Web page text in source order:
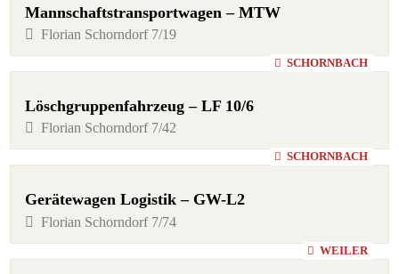
Mannschaftstransportwagen – MTW
Florian Schorndorf 7/19
SCHORNBACH
Löschgruppenfahrzeug – LF 10/6
Florian Schorndorf 7/42
SCHORNBACH
Gerätewagen Logistik – GW-L2
Florian Schorndorf 7/74
WEILER